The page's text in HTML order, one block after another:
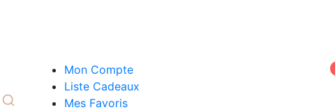
Mon Compte
Liste Cadeaux
Mes Favoris